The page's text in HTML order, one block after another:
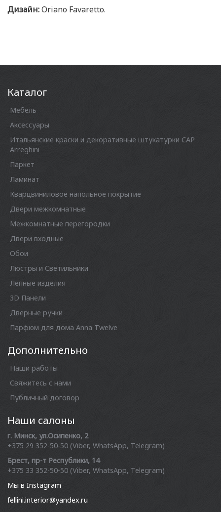
Дизайн:Oriano Favaretto.
Каталог
Мебель
Аксессуары
Итальянские краски и декоративные штукатурки CAP
Arreghini
Паркет
Ламинат
Кварцвиниловое напольное покрытие
Двери межкомнатные
Межкомнатные перегородки
Двери входные
Обои
Люстры и Светильники
Лепные изделия
3D Панели
Дверные ручки
Парфюм для дома Anna Twelve
Дополнительно
Наши работы
Свяжитесь с нами
Публичный договор
Наши салоны
г. Минск, ул.Осипенко, 2
+375 29 352-50-50 (Viber, WhatsApp, Telegram)
Брест, пр-т Республики, 14
+375 33 352-50-50 (Viber, WhatsApp, Telegram)
Мы в Instagram
fellini.interior@yandex.ru